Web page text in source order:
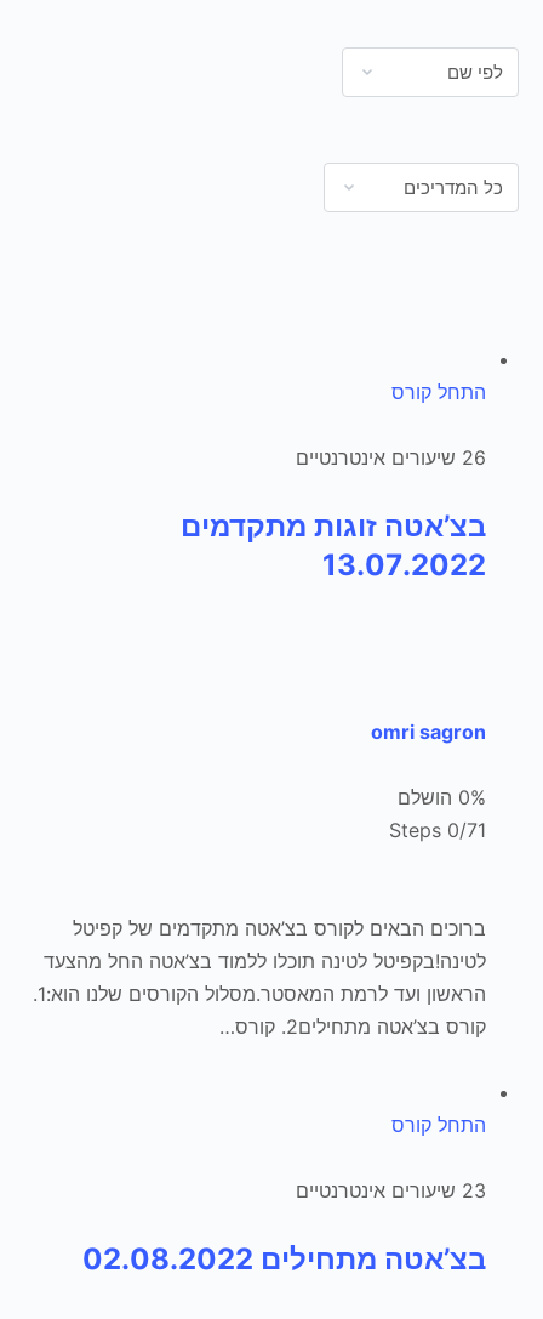
התחל קורס
26 שיעורים אינטרנטיים
בצ’אטה זוגות מתקדמים
13.07.2022
omri sagron
0% הושלם
0/71 Steps
ברוכים הבאים לקורס בצ’אטה מתקדמים של קפיטל
לטינה!בקפיטל לטינה תוכלו ללמוד בצ’אטה החל מהצעד
הראשון ועד לרמת המאסטר.מסלול הקורסים שלנו הוא:1.
קורס בצ’אטה מתחילים2. קורס…
התחל קורס
23 שיעורים אינטרנטיים
בצ’אטה מתחילים 02.08.2022